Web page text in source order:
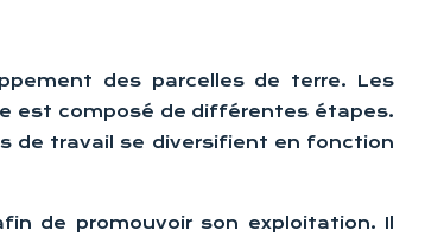
des parcelles de terre. Les
est composé de différentes étapes.
de travail se diversifient en fonction
de promouvoir son exploitation. Il